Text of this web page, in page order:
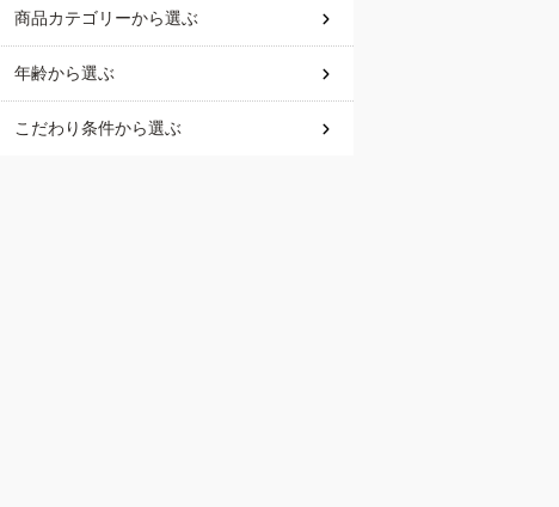
商品カテゴリーから選ぶ
年齢から選ぶ
こだわり条件から選ぶ